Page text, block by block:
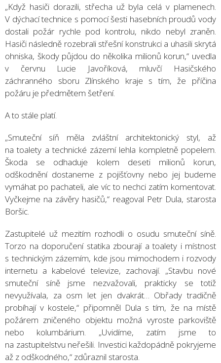
„Když hasiči dorazili, střecha už byla celá v plamenech.
V dýchací technice s pomocí šesti hasebních proudů vody
dostali požár rychle pod kontrolu, nikdo nebyl zraněn.
Hasiči následně rozebrali střešní konstrukci a uhasili skrytá
ohniska, škody půjdou do několika milionů korun,“ uvedla
v červnu Lucie Javoříková, mluvčí Hasičského
záchranného sboru Zlínského kraje s tím, že příčina
požáru je předmětem šetření.
A to stále platí.
„Smuteční síň měla zvláštní architektonický styl, až
na toalety a technické zázemí lehla kompletně popelem.
Škoda se odhaduje kolem deseti milionů korun,
odškodnění dostaneme z pojišťovny nebo jej budeme
vymáhat po pachateli, ale víc to nechci zatím komentovat.
Vyčkejme na závěry hasičů,“ reagoval Petr Dula, starosta
Boršic.
Zastupitelé už mezitím rozhodli o osudu smuteční síně.
Torzo na doporučení statika zbourají a toalety i místnost
s technickým zázemím, kde jsou mimochodem i rozvody
internetu a kabelové televize, zachovají. „Stavbu nové
smuteční síně jsme nezvažovali, prakticky se totiž
nevyužívala, za osm let jen dvakrát… Obřady tradičně
probíhají v kostele,“ připomněl Dula s tím, že na místě
požárem zničeného objektu možná vyroste parkoviště
nebo kolumbárium. „Uvidíme, zatím jsme to
na zastupitelstvu neřešili. Investici každopádně pokryjeme
až z odškodného,“ zdůraznil starosta.